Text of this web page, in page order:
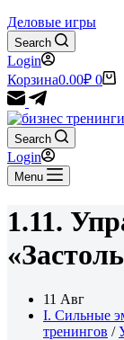
Деловые игры
Search
Login
Корзина0.00₽ 0
Search
Login
Menu
1.11.
11 Авг
I. Сильные
тренингов /